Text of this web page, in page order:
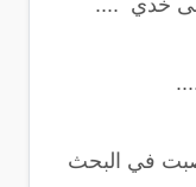
خدي ....
في البحث